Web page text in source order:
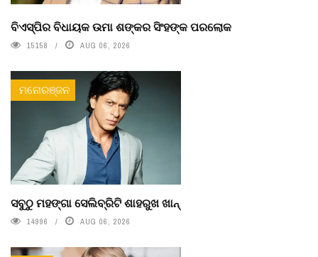
ବିଏସ୍‌ପିର ବିଧାୟକ ଉମା ଶଙ୍କର ସିଂହଙ୍କ ପରଲୋକ
15158 AUG 06, 2026
ମନୋରଞ୍ଜନ
ସବୁଠୁ ମହଙ୍ଗା ସେଲିବ୍ରିଟି ଶାହରୁଖ ଖାନ୍
14996 AUG 06, 2026